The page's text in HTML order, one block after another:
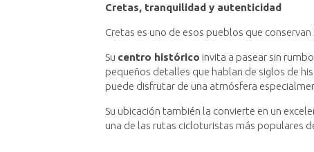
Cretas, tranquilidad y autenticidad
Cretas es uno de esos pueblos que
Su centro histórico invita a pasear sin
pequeños detalles que hablan de siglos de
puede disfrutar de una atmósfera
Su ubicación también la convierte en un
una de las rutas cicloturistas más populares